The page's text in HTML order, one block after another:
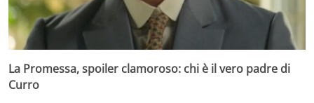
La Promessa, spoiler clamoroso: chi è il vero padre di
Curro